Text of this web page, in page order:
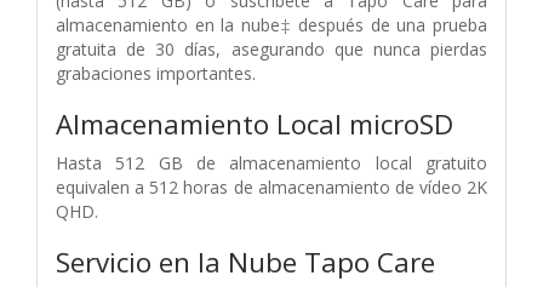
almacenamiento en la nube‡ después de una prueba
gratuita de 30 días, asegurando que nunca pierdas
grabaciones importantes.
Almacenamiento Local microSD
Hasta 512 GB de almacenamiento local gratuito
equivalen a 512 horas de almacenamiento de vídeo 2K
QHD.
Servicio en la Nube Tapo Care